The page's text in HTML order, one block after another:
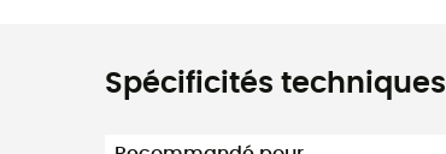
Spécificités techniques